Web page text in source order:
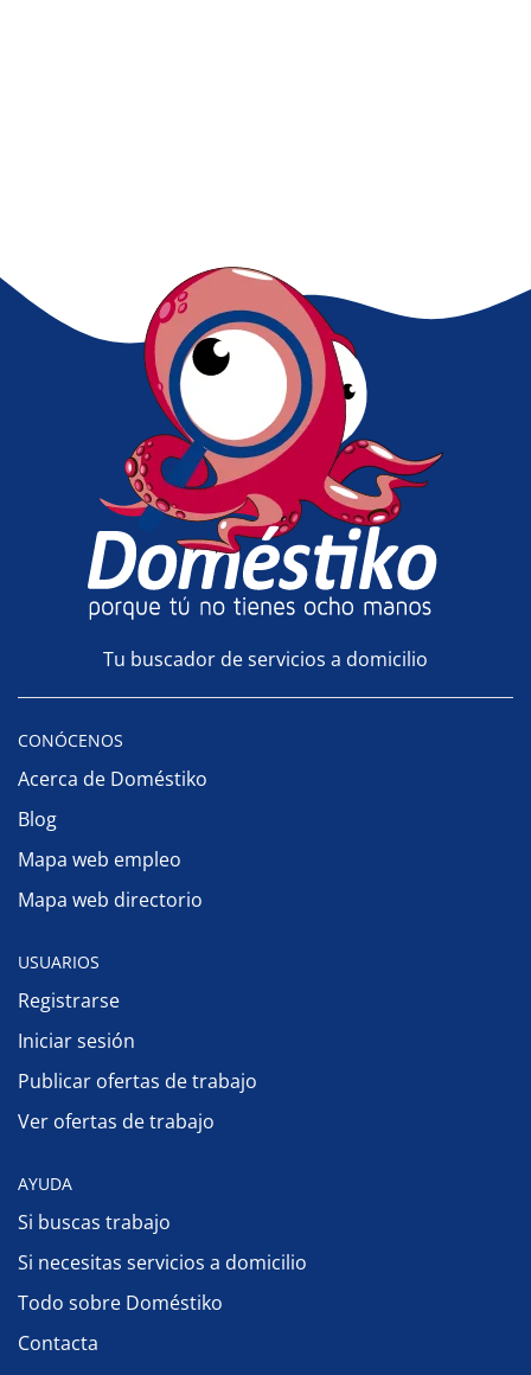
Tu buscador de servicios a domicilio
CONÓCENOS
Acerca de Doméstiko
Blog
Mapa web empleo
Mapa web directorio
USUARIOS
Registrarse
Iniciar sesión
Publicar ofertas de trabajo
Ver ofertas de trabajo
AYUDA
Si buscas trabajo
Si necesitas servicios a domicilio
Todo sobre Doméstiko
Contacta